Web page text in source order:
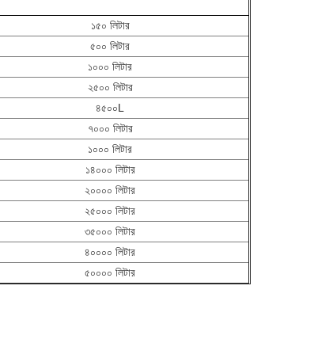
১৫০ লিটার
৫০০ লিটার
১০০০ লিটার
২৫০০ লিটার
৪৫০০L
৭০০০ লিটার
১০০০ লিটার
১৪০০০ লিটার
২০০০০ লিটার
২৫০০০ লিটার
৩৫০০০ লিটার
৪০০০০ লিটার
৫০০০০ লিটার